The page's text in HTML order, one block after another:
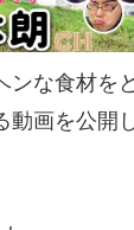
ンな食材を
動画を公開